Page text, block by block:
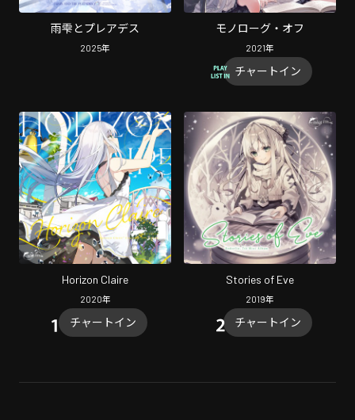
雨雫とプレアデス
2025年
モノローグ・オフ
2021年
チャートイン
Horizon Claire
2020年
チャートイン
Stories of Eve
2019年
チャートイン